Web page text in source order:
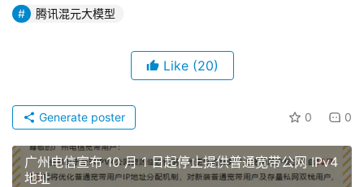
腾讯混元大模型
Like (20)
0 0
Generate poster
广州电信宣布 10 月 1 日起停止提供普通宽带公网 IPv4
地址